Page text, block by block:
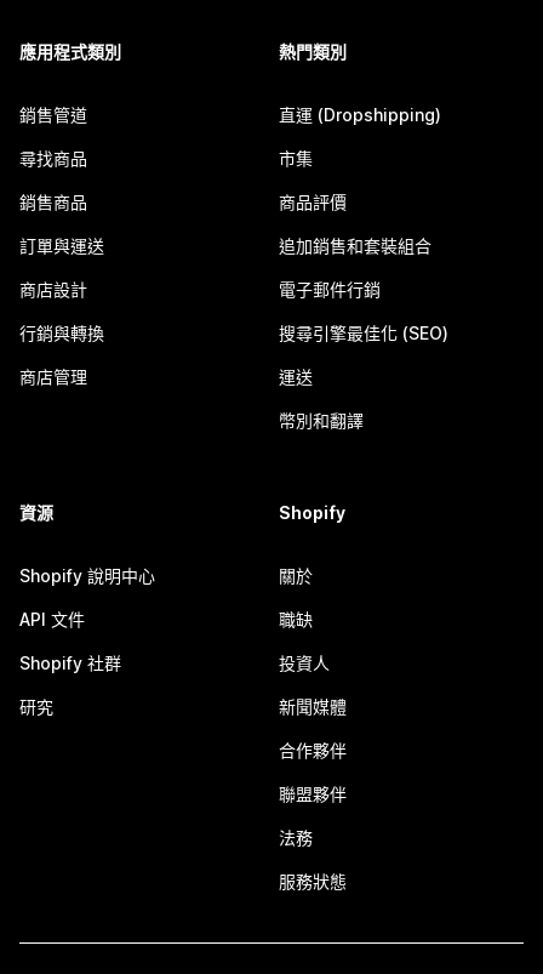
應用程式類別
銷售管道
尋找商品
銷售商品
訂單與運送
商店設計
行銷與轉換
商店管理
熱門類別
直運 (Dropshipping)
市集
商品評價
追加銷售和套裝組合
電子郵件行銷
搜尋引擎最佳化 (SEO)
運送
幣別和翻譯
資源
Shopify 說明中心
API 文件
Shopify 社群
研究
Shopify
關於
職缺
投資人
新聞媒體
合作夥伴
聯盟夥伴
法務
服務狀態